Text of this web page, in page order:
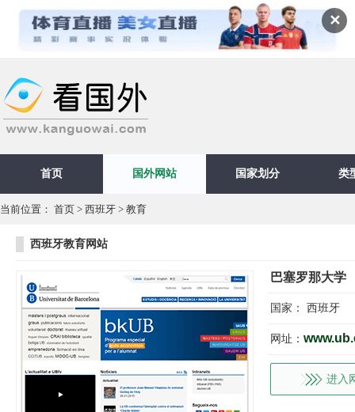
✕
首页 国外网站 国家划分 类
当前位置： 首页 > 西班牙 > 教育
西班牙教育网站
巴塞罗那大学
国家： 西班牙
网址：
进入